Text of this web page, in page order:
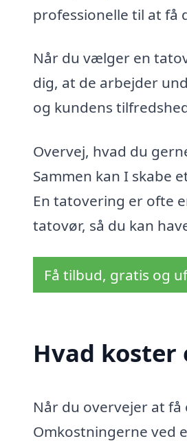
professionelle til at få
Når du vælger en
dig, at de arbejder
og kundens
Overvej, hvad du
Sammen kan I skabe
En tatovering er ofte
tatovør, så du kan
Få tilbud, gratis og
Hvad koster
Når du overvejer at
Omkostningerne ved